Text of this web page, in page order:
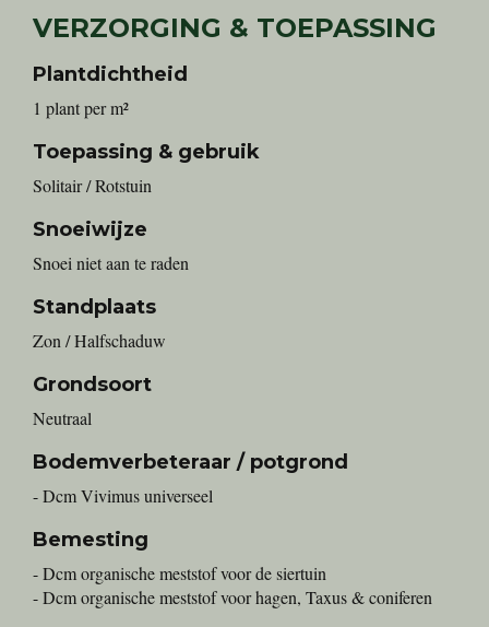
VERZORGING & TOEPASSING
Plantdichtheid
1 plant per m²
Toepassing & gebruik
Solitair / Rotstuin
Snoeiwijze
Snoei niet aan te raden
Standplaats
Zon / Halfschaduw
Grondsoort
Neutraal
Bodemverbeteraar / potgrond
- Dcm Vivimus universeel
Bemesting
- Dcm organische meststof voor de siertuin
- Dcm organische meststof voor hagen, Taxus & coniferen